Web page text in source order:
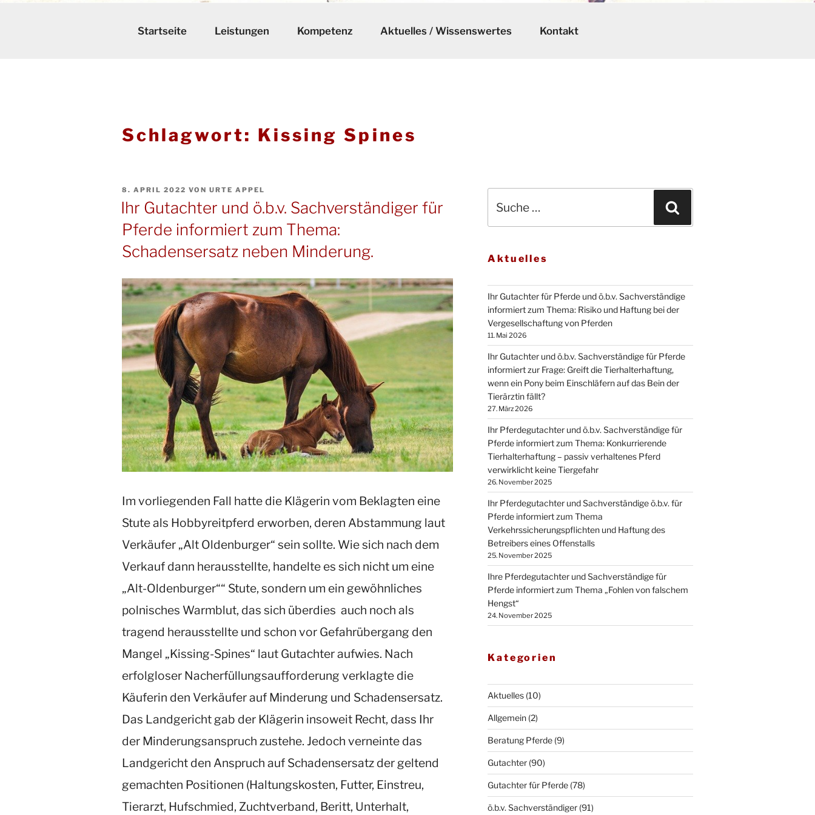
Startseite Leistungen Kompetenz Aktuelles / Wissenswertes Kontakt
Schlagwort: Kissing Spines
VERÖFFENTLICHT
AM
8. APRIL 2022 VON URTE APPEL
Ihr Gutachter und ö.b.v. Sachverständiger für
Pferde informiert zum Thema:
Schadensersatz neben Minderung.
Im vorliegenden Fall hatte die Klägerin vom Beklagten eine
Stute als Hobbyreitpferd erworben, deren Abstammung laut
Verkäufer „Alt Oldenburger“ sein sollte. Wie sich nach dem
Verkauf dann herausstellte, handelte es sich nicht um eine
„Alt-Oldenburger““ Stute, sondern um ein gewöhnliches
polnisches Warmblut, das sich überdies auch noch als
tragend herausstellte und schon vor Gefahrübergang den
Mangel „Kissing-Spines“ laut Gutachter aufwies. Nach
erfolgloser Nacherfüllungsaufforderung verklagte die
Käuferin den Verkäufer auf Minderung und Schadensersatz.
Das Landgericht gab der Klägerin insoweit Recht, dass Ihr
der Minderungsanspruch zustehe. Jedoch verneinte das
Landgericht den Anspruch auf Schadensersatz der geltend
gemachten Positionen (Haltungskosten, Futter, Einstreu,
Tierarzt, Hufschmied, Zuchtverband, Beritt, Unterhalt,
nach:
Aktuelles
Ihr Gutachter für Pferde und ö.b.v. Sachverständige
informiert zum Thema: Risiko und Haftung bei der
Vergesellschaftung von Pferden
11. Mai 2026
Ihr Gutachter und ö.b.v. Sachverständige für Pferde
informiert zur Frage: Greift die Tierhalterhaftung,
wenn ein Pony beim Einschläfern auf das Bein der
Tierärztin fällt?
27. März 2026
Ihr Pferdegutachter und ö.b.v. Sachverständige für
Pferde informiert zum Thema: Konkurrierende
Tierhalterhaftung – passiv verhaltenes Pferd
verwirklicht keine Tiergefahr
26. November 2025
Ihr Pferdegutachter und Sachverständige ö.b.v. für
Pferde informiert zum Thema
Verkehrssicherungspflichten und Haftung des
Betreibers eines Offenstalls
25. November 2025
Ihre Pferdegutachter und Sachverständige für
Pferde informiert zum Thema „Fohlen von falschem
Hengst“
24. November 2025
Kategorien
Aktuelles(10)
Allgemein(2)
Beratung Pferde(9)
Gutachter(90)
Gutachter für Pferde(78)
ö.b.v. Sachverständiger(91)